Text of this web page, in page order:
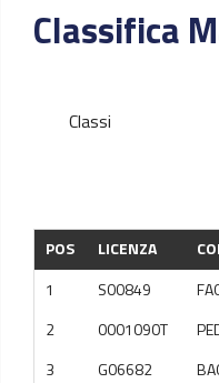
Classifica
Classi
POS LICENZA
1
S00849
2
0001090T
3
G06682